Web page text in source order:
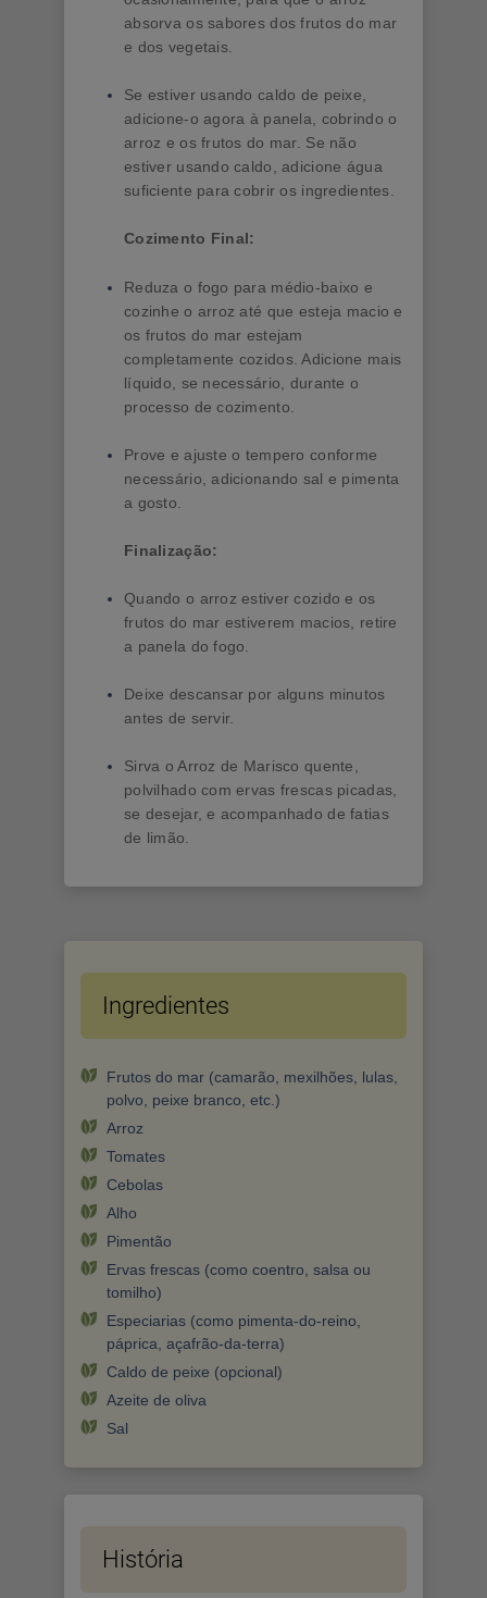
absorva os sabores dos frutos do mar
e dos vegetais.
Se estiver usando caldo de peixe,
adicione-o agora à panela, cobrindo o
arroz e os frutos do mar. Se não
estiver usando caldo, adicione água
suficiente para cobrir os ingredientes.
Cozimento Final:
Reduza o fogo para médio-baixo e
cozinhe o arroz até que esteja macio e
os frutos do mar estejam
completamente cozidos. Adicione mais
líquido, se necessário, durante o
processo de cozimento.
Prove e ajuste o tempero conforme
necessário, adicionando sal e pimenta
a gosto.
Finalização:
Quando o arroz estiver cozido e os
frutos do mar estiverem macios, retire
a panela do fogo.
Deixe descansar por alguns minutos
antes de servir.
Sirva o Arroz de Marisco quente,
polvilhado com ervas frescas picadas,
se desejar, e acompanhado de fatias
de limão.
Ingredientes
Frutos do mar (camarão, mexilhões, lulas,
polvo, peixe branco, etc.)
Arroz
Tomates
Cebolas
Alho
Pimentão
Ervas frescas (como coentro, salsa ou
tomilho)
Especiarias (como pimenta-do-reino,
páprica, açafrão-da-terra)
Caldo de peixe (opcional)
Azeite de oliva
Sal
História